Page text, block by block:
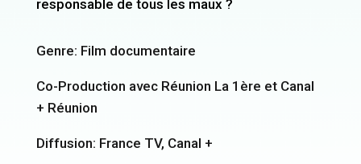
responsable de tous les maux ?
Genre: Film documentaire
Co-Production avec Réunion La 1ère et Canal
+ Réunion
Diffusion: France TV, Canal +